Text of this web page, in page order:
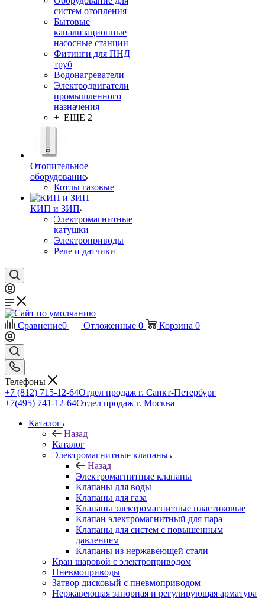
систем отопления
Бытовые
канализационные
насосные станции
Фитинги для ПНД
труб
Водонагреватели
Электродвигатели
промышленного
назначения
+ ЕЩЕ 2
Отопительное
оборудование
Котлы газовые
КИП и ЗИП
Электромагнитные
катушки
Электроприводы
Реле и датчики
Сравнение0 Отложенные 0 Корзина 0
Телефоны
+7 (812) 715-12-64Отдел продаж г. Санкт-Петербург
+7(495) 741-12-64Отдел продаж г. Москва
Каталог
Назад
Каталог
Электромагнитные клапаны
Назад
Электромагнитные клапаны
Клапаны для воды
Клапаны для газа
Клапаны электромагнитные пластиковые
Клапан электромагнитный для пара
Клапаны для систем с повышенным
давлением
Клапаны из нержавеющей стали
Кран шаровой с электроприводом
Пневмоприводы
Затвор дисковый с пневмоприводом
Нержавеющая запорная и регулирующая арматура